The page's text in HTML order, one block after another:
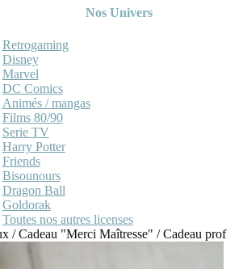
Nos Univers
Retrogaming
Disney
Marvel
DC Comics
Animés / mangas
Films 80/90
Serie TV
Harry Potter
Friends
Bisounours
Dragon Ball
Goldorak
Toutes nos autres licenses
/Cadeau "Merci Maîtresse" /Cadeau prof